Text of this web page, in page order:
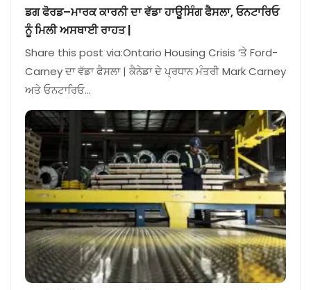
ਡਗ ਫੋਰਡ–ਮਾਰਕ ਕਾਰਨੀ ਦਾ ਵੱਡਾ ਹਾਊਸਿੰਗ ਫੈਸਲਾ, ਓਨਟਾਰਿਓ
ਨੂੰ ਮਿਲੀ ਅਸਥਾਈ ਰਾਹਤ |
Share this post via:Ontario Housing Crisis ‘ਤੇ Ford-
Carney ਦਾ ਵੱਡਾ ਫੈਸਲਾ | ਕੈਨੇਡਾ ਦੇ ਪ੍ਰਧਾਨ ਮੰਤਰੀ Mark Carney
ਅਤੇ ਓਨਟਾਰਿਓ…